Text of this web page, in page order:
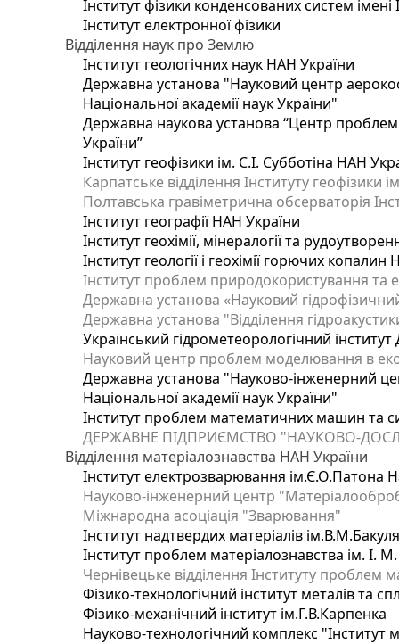
Інститут фізики конденсованих систем
Інститут електронної фізики
Відділення наук про Землю
Інститут геологічних наук НАН України
Державна установа "Науковий центр
Національної академії наук України"
Державна наукова установа “Центр проблем
України”
Інститут геофізики ім. С.І. Субботіна НАН
Карпатське відділення Інституту геофізики
Полтавська гравіметрична обсерваторія
Інститут географії НАН України
Інститут геохімії, мінералогії та
Інститут геології і геохімії горючих
Інститут проблем природокористування та
Державна установа «Науковий
Державна установа "Відділення
Український гідрометеорологічний
Науковий центр проблем моделювання в
Державна установа "Науково-інженерний
Національної академії наук України"
Інститут проблем математичних машин та
ДЕРЖАВНЕ ПІДПРИЄМСТВО "НАУКОВО-
Відділення матеріалознавства НАН України
Інститут електрозварювання ім.Є.О.Патона
Науково-інженерний центр
Міжнародна асоціація "Зварювання"
Інститут надтвердих матеріалів
Інститут проблем матеріалознавства ім. І.
Чернівецьке відділення Інституту проблем
Фізико-технологічний інститут металів та
Фізико-механічний інститут ім.Г.В.Карпенка
Науково-технологічний комплекс "Інститут